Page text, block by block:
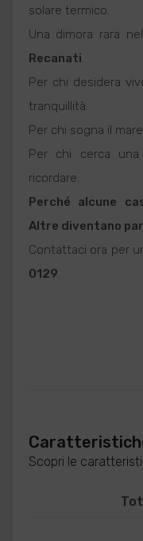
solare termico.
Una dimora rara
Recanati.
Per chi desidera
tranquillità.
Per chi sogna il
Per chi cerca
ricordare.
Perché alcune
Altre diventano
Contattaci ora per
0129
Scopri le